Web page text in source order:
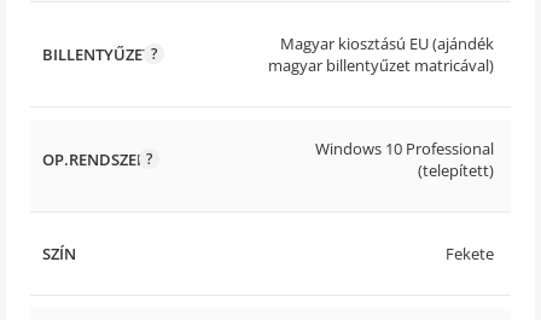
BILLENTYŰZET
Magyar kiosztású EU (ajándék
magyar billentyűzet matricával)
OP.RENDSZER
Windows 10 Professional
(telepített)
SZÍN Fekete